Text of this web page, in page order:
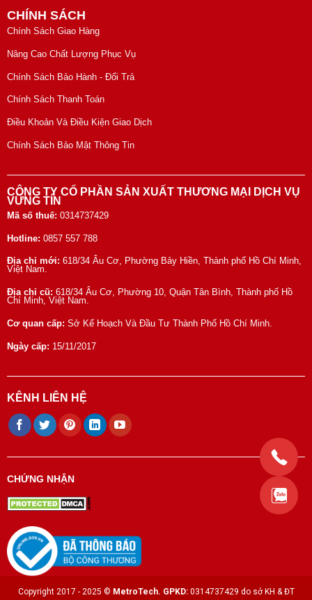
CHÍNH SÁCH
Chính Sách Giao Hàng
Nâng Cao Chất Lượng Phục Vụ
Chính Sách Bảo Hành - Đổi Trả
Chính Sách Thanh Toán
Điều Khoản Và Điều Kiện Giao Dịch
Chính Sách Bảo Mật Thông Tin
CÔNG TY CỔ PHẦN SẢN XUẤT THƯƠNG MẠI DỊCH VỤ
VỮNG TÍN
Mã số thuế: 0314737429
Hotline: 0857 557 788
Địa chỉ mới: 618/34 Âu Cơ, Phường Bảy Hiền, Thành phố Hồ Chí Minh,
Việt Nam.
Địa chỉ cũ: 618/34 Âu Cơ, Phường 10, Quận Tân Bình, Thành phố Hồ
Chí Minh, Việt Nam.
Cơ quan cấp: Sở Kế Hoạch Và Đầu Tư Thành Phố Hồ Chí Minh.
Ngày cấp: 15/11/2017
KÊNH LIÊN HỆ
CHỨNG NHẬN
Copyright 2017 - 2025 © MetroTech. GPKD:0314737429 do sở KH & ĐT